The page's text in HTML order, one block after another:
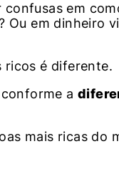
confusas em
Ou em dinheiro
ricos é diferente.
a
mais ricas do